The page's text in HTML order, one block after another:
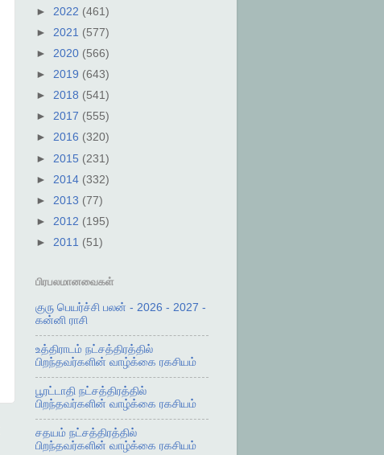
► 2022 (461)
► 2021 (577)
► 2020 (566)
► 2019 (643)
► 2018 (541)
► 2017 (555)
► 2016 (320)
► 2015 (231)
► 2014 (332)
► 2013 (77)
► 2012 (195)
► 2011 (51)
பிரபலமானவைகள்
குரு பெயர்ச்சி பலன் - 2026 - 2027 -
கன்னி ராசி
உத்திராடம் நட்சத்திரத்தில்
பிறந்தவர்களின் வாழ்க்கை ரகசியம்
பூரட்டாதி நட்சத்திரத்தில்
பிறந்தவர்களின் வாழ்க்கை ரகசியம்
சதயம் நட்சத்திரத்தில்
பிறந்தவர்களின் வாழ்க்கை ரகசியம்